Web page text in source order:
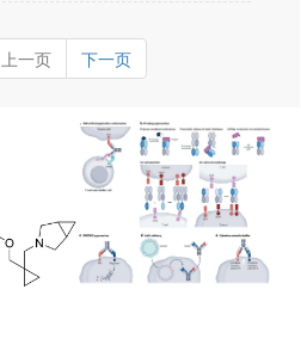
靶点药理机制的金标准化学探
针。
上一页 下一页